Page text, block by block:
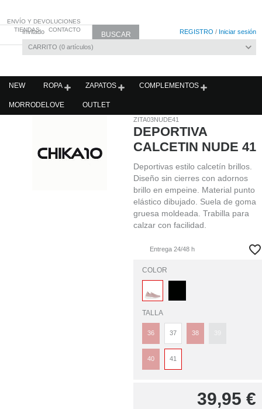
Invitado REGISTRO / Iniciar sesión
CARRITO 0 artículos
ENVÍO Y DEVOLUCIONES
TIENDAS
CONTACTO
NEW ROPA ZAPATOS COMPLEMENTOS
MORRODELOVE OUTLET
ZITA03NUDE41
DEPORTIVA
CALCETIN NUDE 41
Deportivas estilo calcetín brillos.
Diseño sin cierres con adornos
brillo en empeine. Material punto
elástico dibujado. Suela de goma
gruesa moldeada. Trabilla para
calzar con facilidad.
Entrega 24/48 h
COLOR
TALLA
36 37 38
40 41
39,95 €